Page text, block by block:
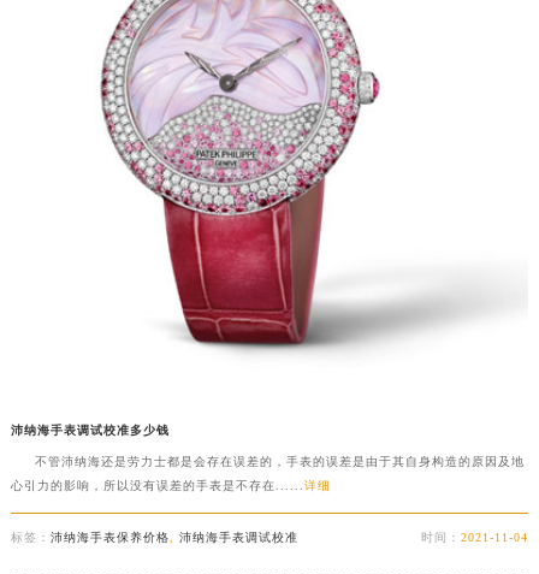
沛纳海手表调试校准多少钱
不管沛纳海还是劳力士都是会存在误差的，手表的误差是由于其自身构造的原因及地
心引力的影响，所以没有误差的手表是不存在......详细
标签： 沛纳海手表保养价格, 沛纳海手表调试校准 时间：2021-11-04